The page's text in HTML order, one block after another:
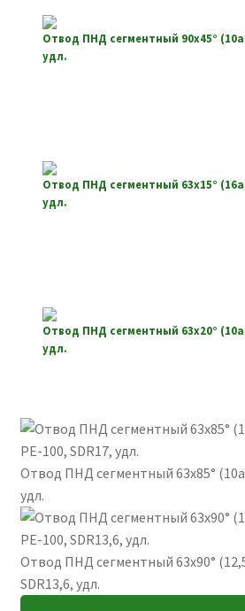
Отвод ПНД сегментный 90х45°
удл.
Отвод ПНД сегментный 63х15°
удл.
Отвод ПНД сегментный 63х20°
удл.
Отвод ПНД сегментный 63х85°
удл.
Отвод ПНД сегментный 63х90°
SDR13,6, удл.